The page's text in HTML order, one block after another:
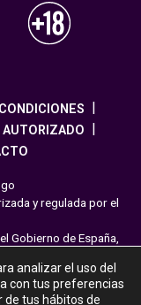
y regulada por el
Gobierno de España,
es una forma de
y emoción a los
analizar el uso del
con tus preferencias
de tus hábitos de